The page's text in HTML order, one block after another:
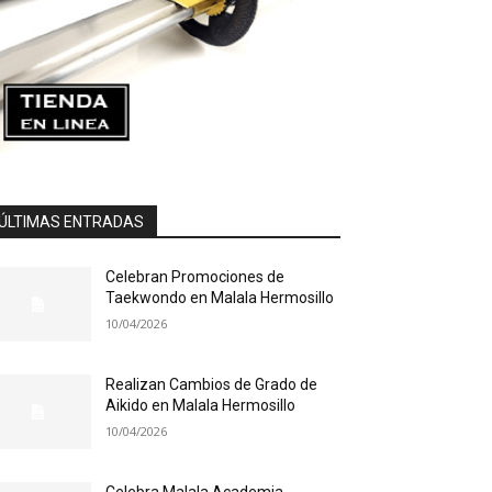
ENTRADAS
Celebran Promociones de
Taekwondo en Malala Hermosillo
10/04/2026
Realizan Cambios de Grado de
Aikido en Malala Hermosillo
10/04/2026